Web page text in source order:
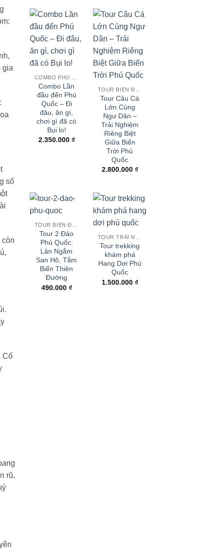
gia
số
Cố
rũ,
Combo Lần
đầu đến Phú
Quốc – Đi
đâu, ăn gì,
chơi gì đã có
Bụi lo!
2.350.000 ₫
Tour Câu Cá
Lớn Cùng
Ngư Dân –
Trải Nghiệm
Riêng Biệt
Giữa Biển
Trời Phú
Quốc
2.800.000 ₫
Tour 2 Đảo
Phú Quốc:
Lặn Ngắm
San Hô, Tắm
Biển Thiên
Đường
490.000 ₫
Tour trekking
khám phá
Hang Dơi Phú
Quốc
1.500.000 ₫